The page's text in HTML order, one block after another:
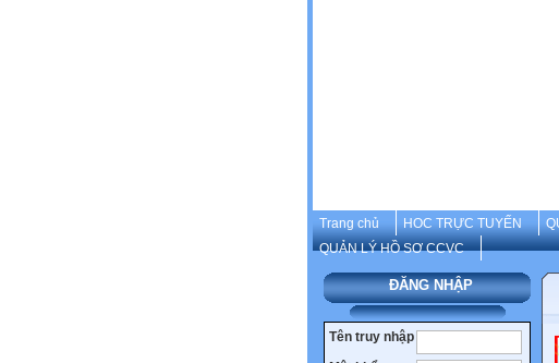
Trang chủ HOC TRỰC TUYẾN
QUẢN LÝ HỒ SƠ CCVC
ĐĂNG NHẬP
Tên truy nhập